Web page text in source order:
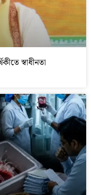
স্বাধীনতা